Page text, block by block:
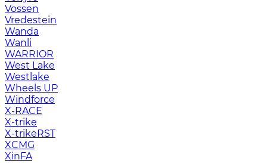
Vossen
Vredestein
Wanda
Wanli
WARRIOR
West Lake
Westlake
Wheels UP
Windforce
X-RACE
X-trike
X-trikeRST
XCMG
XinFA